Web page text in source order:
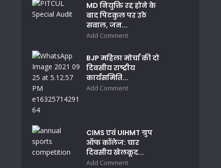
MD नियुक्ति रद्द होने के
बाद पिटकुल पर उठे
सवाल, जन...
Add Comment
BJP महिला मोर्चा की दो
दिवसीय राष्ट्रीय
कार्यसमिति...
Add Comment
CIMS एवं UIHMT ग्रुप
ऑफ कॉलेज: चार
दिवसीय खेलकूद...
Add Comment